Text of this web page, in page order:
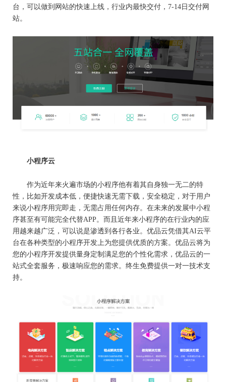
台，可以做到网站的快速上线，行业内最快交付，7-14日交付网
站。
小程序云
作为近年来火遍市场的小程序他有着其自身独一无二的特
性，比如开发成本低，便捷快速无需下载，安全稳定，对于用户
来说小程序用完即走，无需占用任何内存。在未来的发展中小程
序甚至有可能完全代替APP。而且近年来小程序的在行业内的应
用越来越广泛，可以说是渗透到各行各业。优品云凭借其AI云平
台在各种类型的小程序开发上为您提供优质的方案。优品云将为
您的小程序开发提供量身定制满足您的个性化需求，优品云的一
站式全套服务，极速响应您的需求。终生免费提供一对一技术支
持。